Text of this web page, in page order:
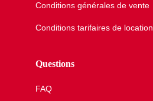
Conditions générales de vente
Conditions tarifaires de location
Questions
FAQ